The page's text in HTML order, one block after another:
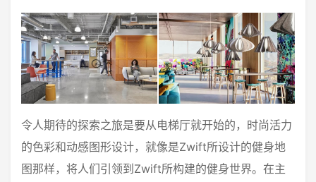
令人期待的探索之旅是要从电梯厅就开始的，时尚活力
的色彩和动感图形设计，就像是Zwift所设计的健身地
图那样，将人们引领到Zwift所构建的健身世界。在主